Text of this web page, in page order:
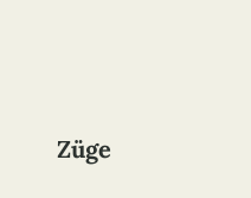
Züge